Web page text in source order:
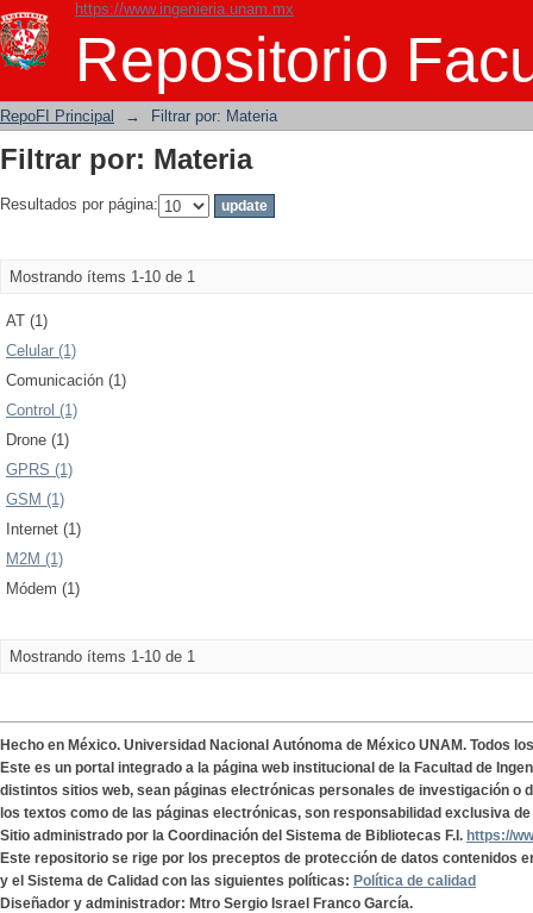
https://www.ingenieria.unam.mx
Repositorio
Filtrar por: Materia
RepoFI Principal → Filtrar por: Materia
Filtrar por: Materia
Resultados por página:
Mostrando ítems 1-10 de 1
AT (1)
Celular (1)
Comunicación (1)
Control (1)
Drone (1)
GPRS (1)
GSM (1)
Internet (1)
M2M (1)
Módem (1)
Mostrando ítems 1-10 de 1
Hecho en México. Universidad Nacional Autónoma de México UNAM. Todos
Este es un portal integrado a la página web institucional de la Facultad de
distintos sitios web, sean páginas electrónicas personales de investigación o
los textos como de las páginas electrónicas, son responsabilidad exclusiva
Sitio administrado por la Coordinación del Sistema de Bibliotecas F.I. https://
Este repositorio se rige por los preceptos de protección de datos contenidos
y el Sistema de Calidad con las siguientes políticas: Política de calidad
Diseñador y administrador: Mtro Sergio Israel Franco García.